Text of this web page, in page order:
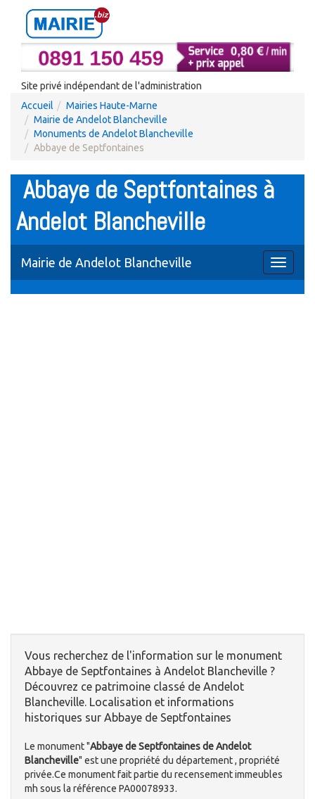
Site privé indépendant de l'administration
Accueil
Mairies Haute-Marne
Mairie de Andelot Blancheville
Monuments de Andelot Blancheville
Abbaye de Septfontaines
Abbaye de Septfontaines à
Andelot Blancheville
Toggle
Mairie de Andelot Blancheville
Vous recherchez de l'information sur le monument
Abbaye de Septfontaines à Andelot Blancheville ?
Découvrez ce patrimoine classé de Andelot
Blancheville. Localisation et informations
historiques sur Abbaye de Septfontaines
Le monument "Abbaye de Septfontaines de Andelot
Blancheville" est une propriété du département , propriété
privée.Ce monument fait partie du recensement immeubles
mh sous la référence PA00078933.